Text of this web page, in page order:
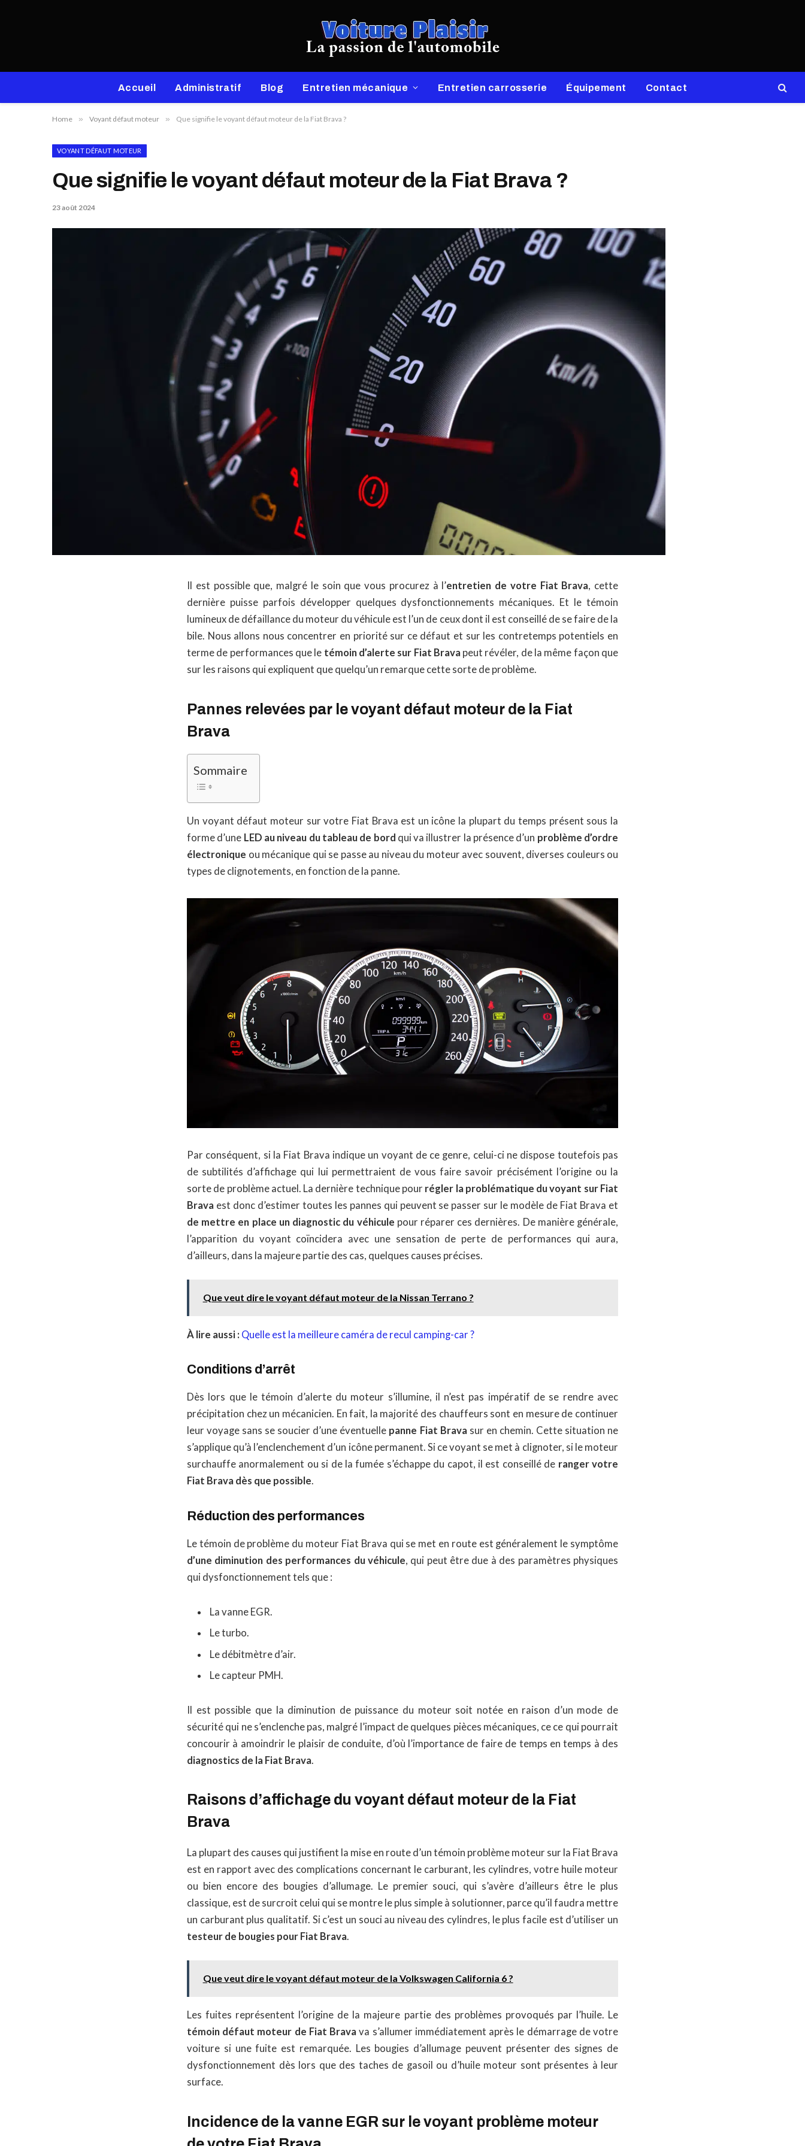
Accueil Administratif Blog Entretien mécanique Entretien carrosserie Équipement Contact
Home » Voyant défaut moteur » Que signifie le voyant défaut moteur de la Fiat Brava ?
VOYANT DÉFAUT MOTEUR
Que signifie le voyant défaut moteur de la Fiat Brava ?
23 août 2024
Il est possible que, malgré le soin que vous procurez à l’entretien de votre Fiat Brava, cette
dernière puisse parfois développer quelques dysfonctionnements mécaniques. Et le témoin
lumineux de défaillance du moteur du véhicule est l’un de ceux dont il est conseillé de se faire de la
bile. Nous allons nous concentrer en priorité sur ce défaut et sur les contretemps potentiels en
terme de performances que le témoin d’alerte sur Fiat Brava peut révéler, de la même façon que
sur les raisons qui expliquent que quelqu’un remarque cette sorte de problème.
Pannes relevées par le voyant défaut moteur de la Fiat
Brava
Sommaire
Un voyant défaut moteur sur votre Fiat Brava est un icône la plupart du temps présent sous la
forme d’une LED au niveau du tableau de bord qui va illustrer la présence d’un problème d’ordre
électronique ou mécanique qui se passe au niveau du moteur avec souvent, diverses couleurs ou
types de clignotements, en fonction de la panne.
Par conséquent, si la Fiat Brava indique un voyant de ce genre, celui-ci ne dispose toutefois pas
de subtilités d’affichage qui lui permettraient de vous faire savoir précisément l’origine ou la
sorte de problème actuel. La dernière technique pour régler la problématique du voyant sur Fiat
Brava est donc d’estimer toutes les pannes qui peuvent se passer sur le modèle de Fiat Brava et
de mettre en place un diagnostic du véhicule pour réparer ces dernières. De manière générale,
l’apparition du voyant coïncidera avec une sensation de perte de performances qui aura,
d’ailleurs, dans la majeure partie des cas, quelques causes précises.
Que veut dire le voyant défaut moteur de la Nissan Terrano ?
À lire aussi : Quelle est la meilleure caméra de recul camping-car ?
Conditions d’arrêt
Dès lors que le témoin d’alerte du moteur s’illumine, il n’est pas impératif de se rendre avec
précipitation chez un mécanicien. En fait, la majorité des chauffeurs sont en mesure de continuer
leur voyage sans se soucier d’une éventuelle panne Fiat Brava sur en chemin. Cette situation ne
s’applique qu’à l’enclenchement d’un icône permanent. Si ce voyant se met à clignoter, si le moteur
surchauffe anormalement ou si de la fumée s’échappe du capot, il est conseillé de ranger votre
Fiat Brava dès que possible.
Réduction des performances
Le témoin de problème du moteur Fiat Brava qui se met en route est généralement le symptôme
d’une diminution des performances du véhicule, qui peut être due à des paramètres physiques
qui dysfonctionnement tels que :
La vanne EGR.
Le turbo.
Le débitmètre d’air.
Le capteur PMH.
Il est possible que la diminution de puissance du moteur soit notée en raison d’un mode de
sécurité qui ne s’enclenche pas, malgré l’impact de quelques pièces mécaniques, ce ce qui pourrait
concourir à amoindrir le plaisir de conduite, d’où l’importance de faire de temps en temps à des
diagnostics de la Fiat Brava.
Raisons d’affichage du voyant défaut moteur de la Fiat
Brava
La plupart des causes qui justifient la mise en route d’un témoin problème moteur sur la Fiat Brava
est en rapport avec des complications concernant le carburant, les cylindres, votre huile moteur
ou bien encore des bougies d’allumage. Le premier souci, qui s’avère d’ailleurs être le plus
classique, est de surcroit celui qui se montre le plus simple à solutionner, parce qu’il faudra mettre
un carburant plus qualitatif. Si c’est un souci au niveau des cylindres, le plus facile est d’utiliser un
testeur de bougies pour Fiat Brava.
Que veut dire le voyant défaut moteur de la Volkswagen California 6 ?
Les fuites représentent l’origine de la majeure partie des problèmes provoqués par l’huile. Le
témoin défaut moteur de Fiat Brava va s’allumer immédiatement après le démarrage de votre
voiture si une fuite est remarquée. Les bougies d’allumage peuvent présenter des signes de
dysfonctionnement dès lors que des taches de gasoil ou d’huile moteur sont présentes à leur
surface.
Incidence de la vanne EGR sur le voyant problème moteur